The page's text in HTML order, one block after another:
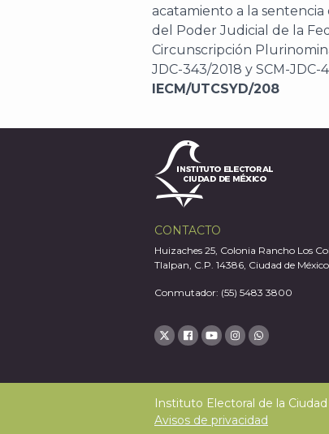
acatamiento a la
del Poder Judicial de la
Circunscripción
JDC-343/2018 y SCM-
IECM/UTCSYD/208
CONTACTO
Huizaches 25, Colonia Rancho Los
Tlalpan, C.P. 14386, Ciudad de
Conmutador: (55) 5483 3800
Instituto Electoral de la
Avisos de privacidad